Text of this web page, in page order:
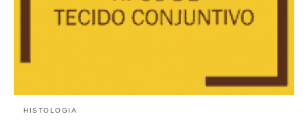
HISTOLOGIA